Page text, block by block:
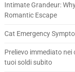
Intimate Grandeur:
Romantic Escape
Cat Emergency
Prelievo immediato
tuoi soldi subito